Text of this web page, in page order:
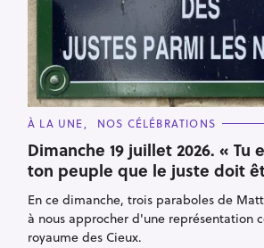
C
T
E
G
O
R
I
E
S
À LA UNE NOS CÉLÉBRATIONS
Dimanche 19 juillet 2026. « Tu
ton peuple que le juste doit
En ce dimanche, trois paraboles de
à nous approcher d'une représentation
royaume des Cieux.